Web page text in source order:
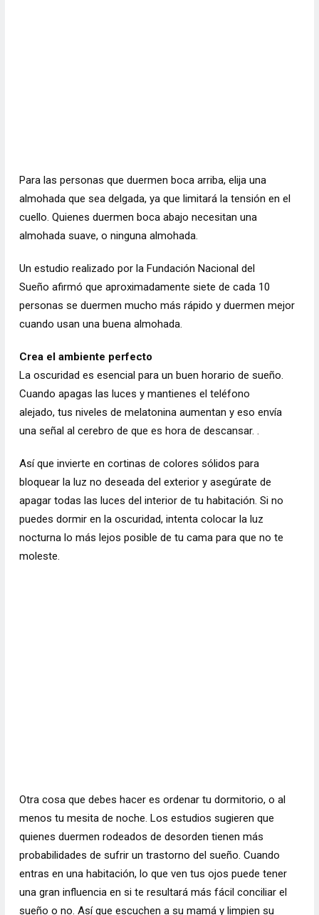
Para las personas que duermen boca arriba, elija una
almohada que sea delgada, ya que limitará la tensión en el
cuello. Quienes duermen boca abajo necesitan una
almohada suave, o ninguna almohada.
Un estudio realizado por la Fundación Nacional del
Sueño afirmó que aproximadamente siete de cada 10
personas se duermen mucho más rápido y duermen mejor
cuando usan una buena almohada.
Crea el ambiente perfecto
La oscuridad es esencial para un buen horario de sueño.
Cuando apagas las luces y mantienes el teléfono
alejado, tus niveles de melatonina aumentan y eso envía
una señal al cerebro de que es hora de descansar. .
Así que invierte en cortinas de colores sólidos para
bloquear la luz no deseada del exterior y asegúrate de
apagar todas las luces del interior de tu habitación. Si no
puedes dormir en la oscuridad, intenta colocar la luz
nocturna lo más lejos posible de tu cama para que no te
moleste.
Otra cosa que debes hacer es ordenar tu dormitorio, o al
menos tu mesita de noche. Los estudios sugieren que
quienes duermen rodeados de desorden tienen más
probabilidades de sufrir un trastorno del sueño. Cuando
entras en una habitación, lo que ven tus ojos puede tener
una gran influencia en si te resultará más fácil conciliar el
sueño o no. Así que escuchen a su mamá y limpien su